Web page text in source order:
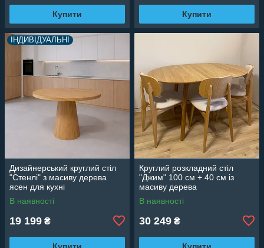
Купити Купити
ІНДИВІДУАЛЬНІ
Дизайнерський круглий стіл
"Стенлі" з масиву дерева
ясен для кухні
В наявності
19 199 ₴
Купити
Круглий розкладний стіл
"Джим" 100 см + 40 см із
масиву дерева
В наявності
30 249 ₴
Купити